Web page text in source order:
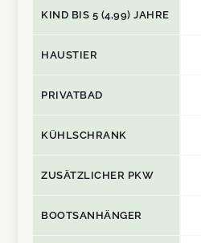
KIND BIS 5 (4,99) JAHRE
HAUSTIER
PRIVATBAD
KÜHLSCHRANK
ZUSÄTZLICHER PKW
BOOTSANHÄNGER